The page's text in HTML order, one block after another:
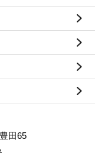
田65